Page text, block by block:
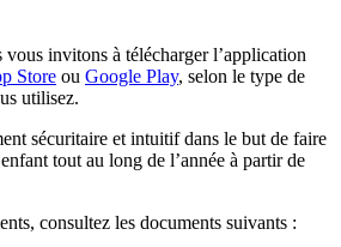
vous invitons à télécharger l’application
Store ou Google Play, selon le type de
utilisez.
sécuritaire et intuitif dans le but de faire
tout au long de l’année à partir de
consultez les documents suivants :